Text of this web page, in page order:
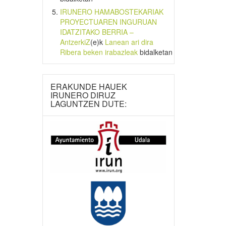
IRUNERO HAMABOSTEKARIAK
PROYECTUAREN INGURUAN
IDATZITAKO BERRIA –
AntzerkiZ(e)k Lanean ari dira
Ribera beken irabazleakbidalketan
ERAKUNDE HAUEK
IRUNERO DIRUZ
LAGUNTZEN DUTE: